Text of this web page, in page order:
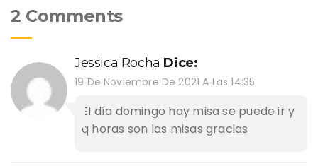
2 Comments
Jessica Rocha Dice:
19 De Noviembre De 2021 A Las 14:35
El día domingo hay misa se puede ir y
q horas son las misas gracias